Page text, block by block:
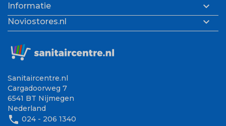
Informatie 
Noviostores.nl 
Sanitaircentre.nl
Cargadoorweg 7
6541 BT Nijmegen
Nederland
phone 024 - 206 1340